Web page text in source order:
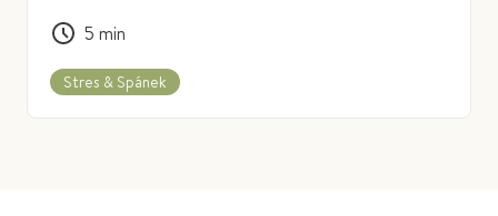
5 min
Stres & Spánek